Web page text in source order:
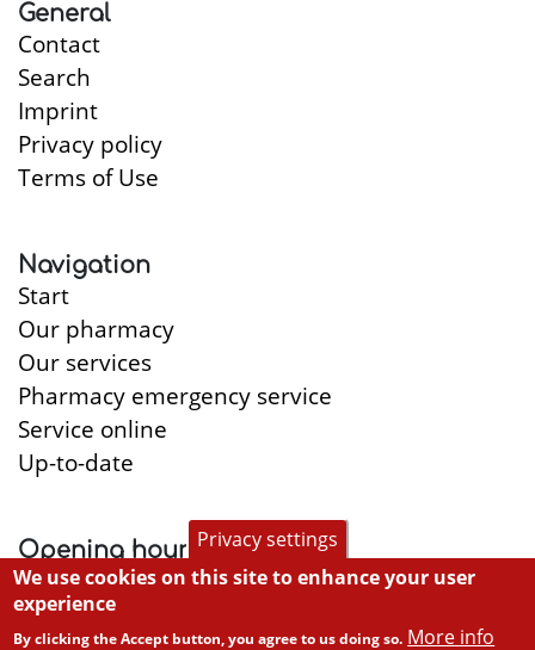
General
Contact
Search
Imprint
Privacy policy
Terms of Use
Navigation
Start
Our pharmacy
Our services
Pharmacy emergency service
Service online
Up-to-date
Opening hours
Monday:
8:30-13:00, 15:00-19:30
Tuesday:
8:30-13:00, 15:00-18:00
Privacy settings
We use cookies on this site to enhance your user
experience
By clicking the Accept button, you agree to us doing so. More info